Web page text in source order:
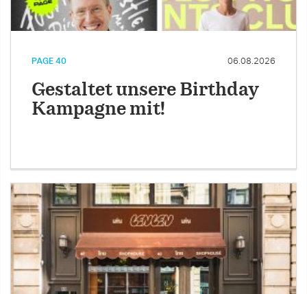
PAGE 40 06.08.2026
Gestaltet unsere Birthday
Kampagne mit!